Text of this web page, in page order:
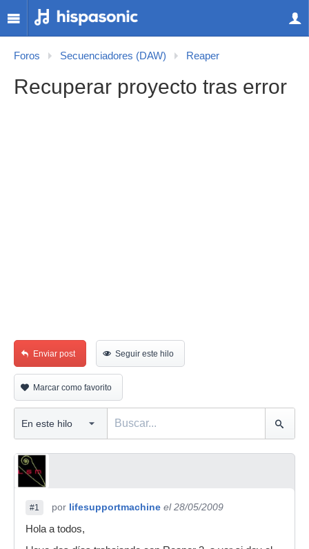
Foros Secuenciadores (DAW) Reaper
Recuperar proyecto tras error
Enviar post Seguir este hilo
Marcar como favorito
#1 por lifesupportmachine el 28/05/2009
Hola a todos,